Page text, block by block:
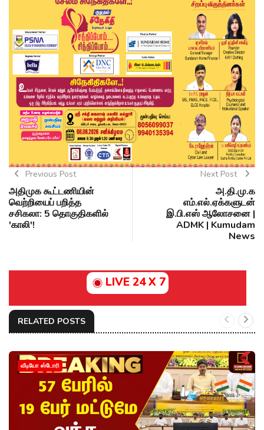
Previous Post
அதிமுக கூட்டணியின்
வெற்றியைப் பறித்த
சசிகலா: 5 தொகுதிகளில்
'காலி'!
Next Post
அ.தி.மு.க
எம்.எல்.ஏக்களுடன்
இ.பி.எஸ் ஆலோசனை |
ADMK | Kumudam
News
LIVE 24 X 7
RELATED POSTS
வீடியோ ஸ்டோரி